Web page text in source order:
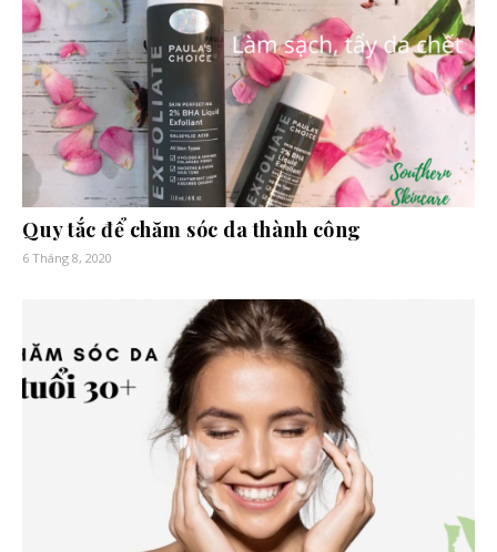
Quy tắc để chăm sóc da thành công
6 Tháng 8, 2020